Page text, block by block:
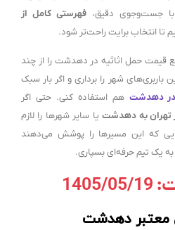
جست‌وجوی دقیق، فهرستی کامل از
تا انتخاب برایت راحت‌تر شود.
قیمت حمل اثاثیه در دهدشت را از چند
شهر را برداری و اگر بار سبک
در دهدشت هم استفاده کنی. حتی اگر
تهران به دهدشتیا سایر شهرها را لازم
که این مسیرها را پوشش می‌دهند
به یک تیم حرفه‌ای بسپاری.
19
معتبر دهدشت